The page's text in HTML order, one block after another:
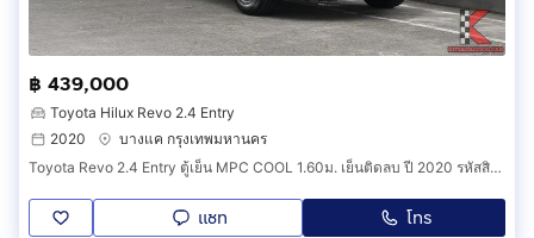
฿ 439,000
Toyota Hilux Revo 2.4 Entry
2020
บางแค กรุงเทพมหานคร
Toyota Revo 2.4 Entry ตู้เย็น MPC COOL 1.60ม. เย็นติดลบ ปี 2020 รหัสสินค้า D0BC
แชท โทร